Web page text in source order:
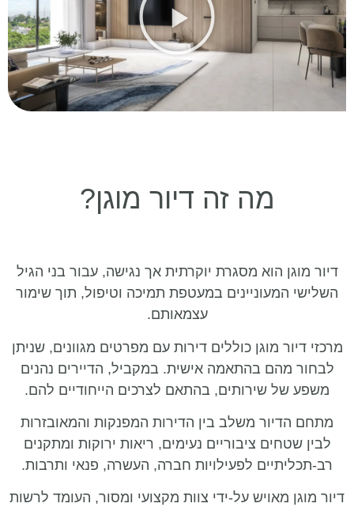
מה זה דיור מוגן?
דיור מוגן הוא מסגרת יוקרתית אך נגישה, עבור בני הגיל
השלישי המעוניינים במעטפת תמיכה וטיפול, תוך שימור
עצמאותם.
מרכזי דיור מוגן כוללים דירות עם מפרטים מגוונים, שניתן
לבחור מהם בהתאמה אישית. במקביל, הדיירים נהנים
משפע של שירותים, בהתאם לצרכים הייחודיים להם.
מתחם הדיור משלב בין הדירות המפנקות והמאובזרות
לבין שטחים ציבוריים נעימים, ריאות ירוקות ומתקנים
רב-תכליתיים לפעילויות חברה, העשרה, פנאי ותרבות.
דיור מוגן מאויש על-ידי צוות מקצועי ומסור, העומד לרשות